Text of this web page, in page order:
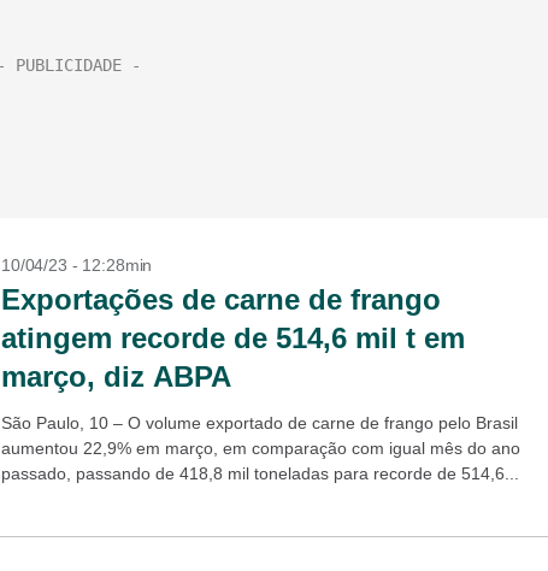
10/04/23 - 12:28min
Exportações de carne de frango
atingem recorde de 514,6 mil t em
março, diz ABPA
São Paulo, 10 – O volume exportado de carne de frango pelo Brasil
aumentou 22,9% em março, em comparação com igual mês do ano
passado, passando de 418,8 mil toneladas para recorde de 514,6...